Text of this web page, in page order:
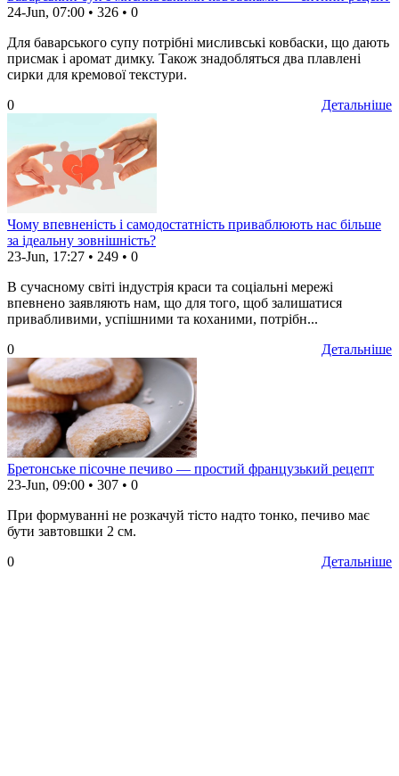
24-Jun, 07:00 • 326 • 0
Для баварського супу потрібні мисливські ковбаски, що дають
присмак і аромат димку. Також знадобляться два плавлені
сирки для кремової текстури.
Детальніше
0
Чому впевненість і самодостатність приваблюють нас більше
за ідеальну зовнішність?
23-Jun, 17:27 • 249 • 0
В сучасному світі індустрія краси та соціальні мережі
впевнено заявляють нам, що для того, щоб залишатися
привабливими, успішними та коханими, потрібн...
Детальніше
0
Бретонське пісочне печиво — простий французький рецепт
23-Jun, 09:00 • 307 • 0
При формуванні не розкачуй тісто надто тонко, печиво має
бути завтовшки 2 см.
Детальніше
0